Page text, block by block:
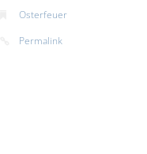
Osterfeuer
Permalink